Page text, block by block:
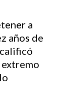
a
años de